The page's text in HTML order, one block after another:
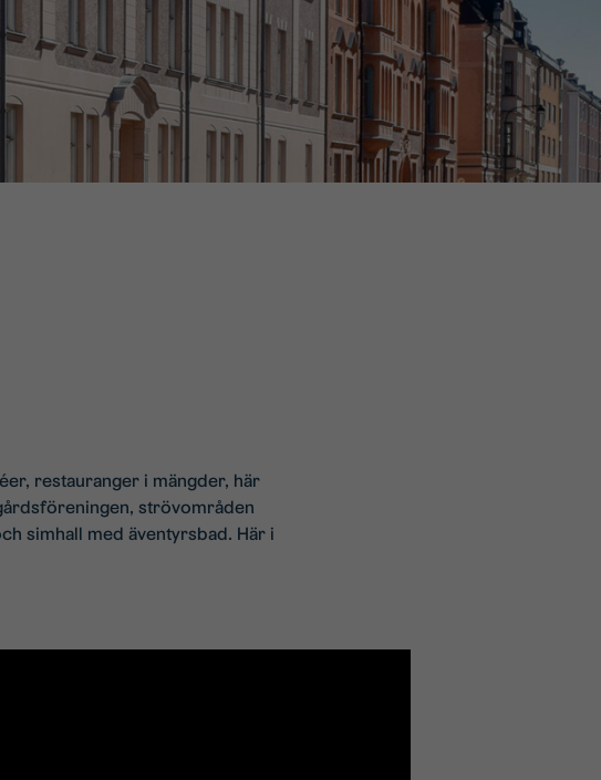
restauranger i mängder, här
strövområden
simhall med äventyrsbad. Här i